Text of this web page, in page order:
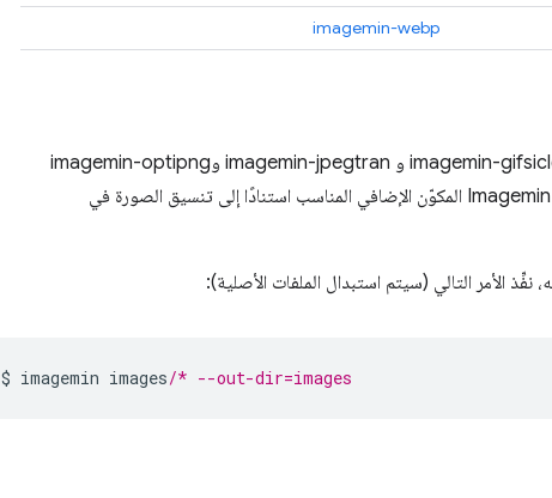
imagemin-webp
تعمل أداة Imagemin CLI مع 5 مكونات إضافية مختلفة: imagemin-gifsicle و imagemin-jpegtran وimagemin-optipng
وimagemin-pngquant وimagemin-svgo. يستخدم Imagemin المكوّن الإضافي المناسب استنادًا إلى تنسيق الصورة في
$ imagemin images/* --out-dir=images